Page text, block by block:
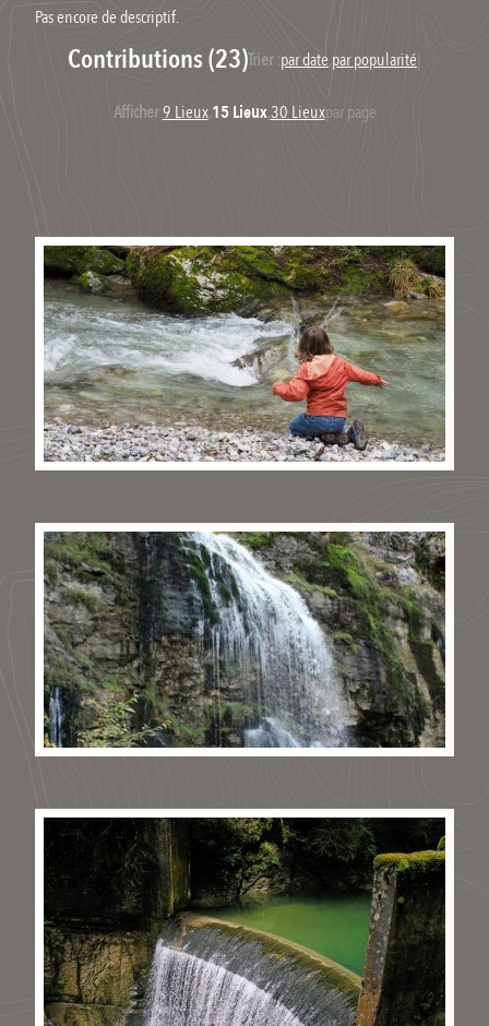
Pas encore de descriptif.
Contributions (23)Trier :par date,par popularité|
Afficher:9 Lieux,15 Lieux,30 Lieuxpar page